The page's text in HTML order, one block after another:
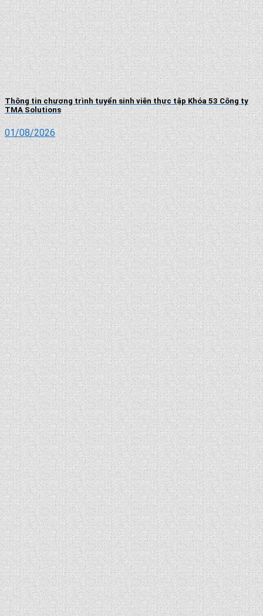
Thông tin chương trình tuyển sinh viên thực tập Khóa 53 Công ty
TMA Solutions
01/08/2026